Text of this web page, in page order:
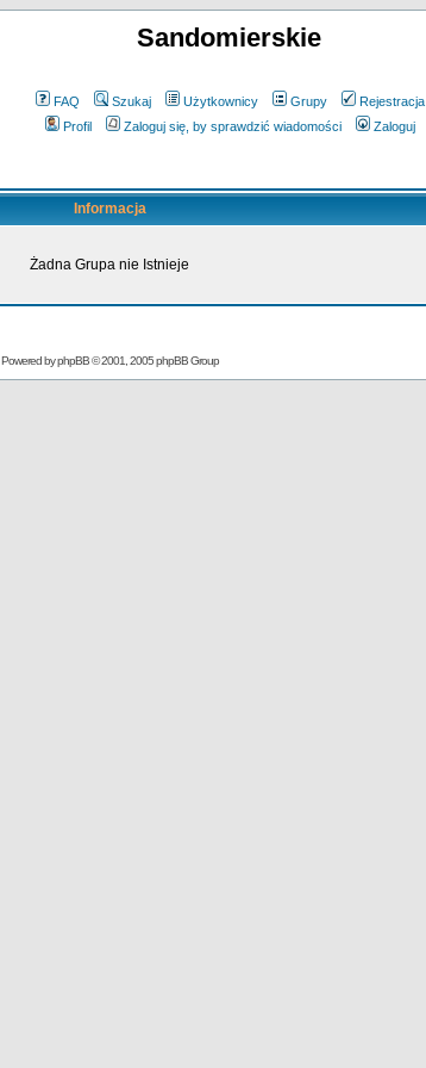
Sandomierskie
FAQ Szukaj Użytkownicy Grupy
Rejestracja
Profil
Zaloguj się, by sprawdzić wiadomości Zaloguj
Informacja
Żadna Grupa nie Istnieje
Powered byphpBB© 2001, 2005 phpBB Group